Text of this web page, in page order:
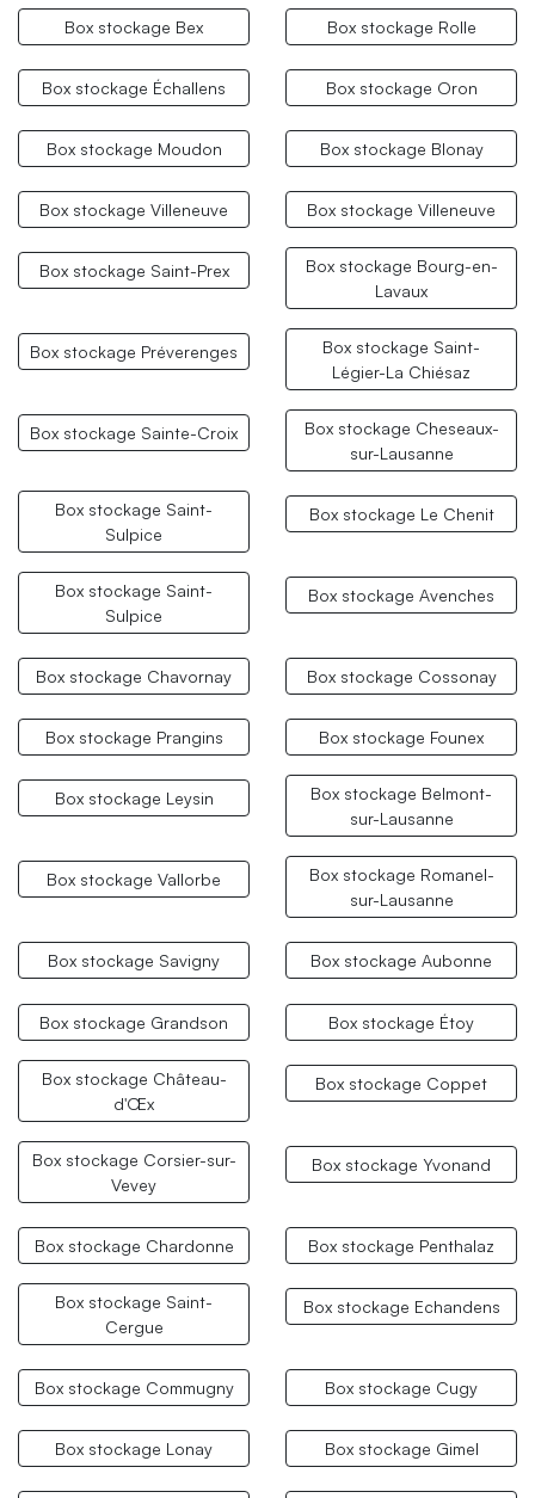
Box stockage Bex Box stockage Rolle
Box stockage Échallens Box stockage Oron
Box stockage Moudon Box stockage Blonay
Box stockage Villeneuve Box stockage Villeneuve
Box stockage Saint-Prex
Box stockage Bourg-en-
Lavaux
Box stockage Préverenges
Box stockage Saint-
Légier-La Chiésaz
Box stockage Sainte-Croix
Box stockage Cheseaux-
sur-Lausanne
Box stockage Saint-
Sulpice
Box stockage Le Chenit
Box stockage Saint-
Sulpice
Box stockage Avenches
Box stockage Chavornay Box stockage Cossonay
Box stockage Prangins Box stockage Founex
Box stockage Leysin
Box stockage Belmont-
sur-Lausanne
Box stockage Vallorbe
Box stockage Romanel-
sur-Lausanne
Box stockage Savigny Box stockage Aubonne
Box stockage Grandson Box stockage Étoy
Box stockage Château-
d'Œx
Box stockage Coppet
Box stockage Corsier-sur-
Vevey
Box stockage Yvonand
Box stockage Chardonne Box stockage Penthalaz
Box stockage Saint-
Cergue
Box stockage Echandens
Box stockage Commugny Box stockage Cugy
Box stockage Lonay Box stockage Gimel